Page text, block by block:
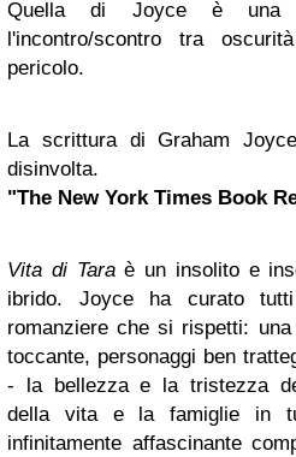
Quella di Joyce è una
l'incontro/scontro tra
pericolo.
La scrittura di Graham
disinvolta.
"The New York Times Book
Vita di Taraè un insolito e
ibrido. Joyce ha curato
romanziere che si rispetti:
toccante, personaggi ben
- la bellezza e la tristezza
della vita e la famiglie in
infinitamente affascinante